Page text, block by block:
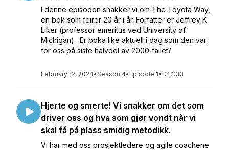
I denne episoden snakker vi om The Toyota Way,
en bok som feirer 20 år i år. Forfatter er Jeffrey K.
Liker (professor emeritus ved University of
Michigan). Er boka like aktuell i dag som den var
for oss på siste halvdel av 2000-tallet?
February 12, 2024•Season 4• Episode 1• 1:42:33
Hjerte og smerte! Vi snakker om det som
driver oss og hva som gjør vondt når vi
skal få på plass smidig metodikk.
Vi har med oss prosjektledere og agile coachene